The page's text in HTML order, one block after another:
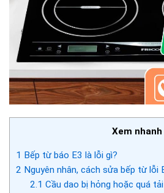
Xem nhanh
1 Bếp từ báo E3 là lỗi gì?
2 Nguyên nhân, cách sửa bếp từ lỗi
2.1 Cầu dao bị hỏng hoặc quá tải